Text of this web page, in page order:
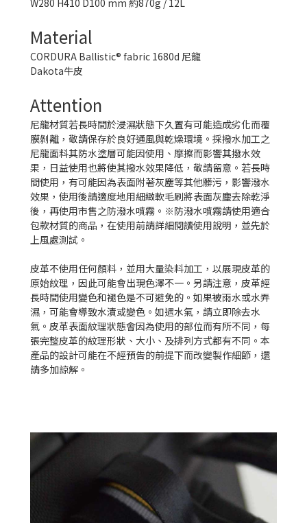
W280 H410 D100 mm 約870g / 12L
Material
CORDURA Ballistic® fabric 1680d 尼龍
Dakota牛皮
Attention
尼龍材質若長時間於浸濕狀態下久置有可能造成劣化而覆
膜剝離，敬請保存於良好通風與乾燥環境。採撥水加工之
尼龍面料其防水塗層可能因使用、摩擦而影響其撥水效
果，日益使用也將使其撥水效果降低，敬請留意。若長時
間使用，有可能因為表面附著灰塵等其他髒污，影響潑水
效果，使用後請適度地用細緻軟毛刷將表面灰塵去除乾淨
後，再使用市售之防潑水噴霧。※防潑水噴霧請使用適合
包款材質的商品，在使用前請詳細閱讀使用說明，並先於
上風處測試。
皮革不使用任何顏料，並用大量染料加工，以展現皮革的
原始紋理，因此可能會出現色澤不一。另請注意，皮革經
長時間使用變色和褪色是不可避免的。如果被雨水或水弄
濕，可能會導致水漬或變色。如遇水氣，請立即除去水
氣。皮革表面紋理狀態會因為使用的部位而有所不同，每
張完整皮革的紋理形狀、大小、及排列方式都有不同。本
產品的設計可能在不經預告的前提下而改變製作細節，還
請多加諒解。